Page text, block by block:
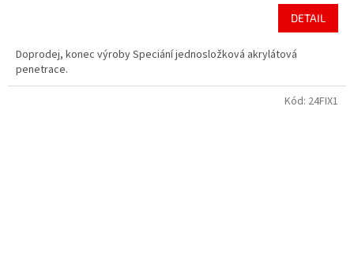
DETAIL
Doprodej, konec výroby Speciání jednosložková akrylátová
penetrace.
Kód: 24FIX1